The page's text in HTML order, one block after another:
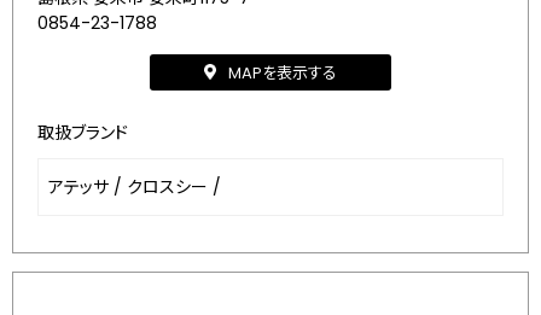
0854-23-1788
MAPを表示する
取扱ブランド
アテッサ / クロスシー /